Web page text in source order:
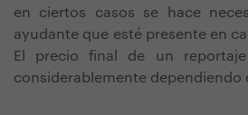
en ciertos casos se hace
ayudante que esté presente en
El precio final de un
considerablemente dependiendo